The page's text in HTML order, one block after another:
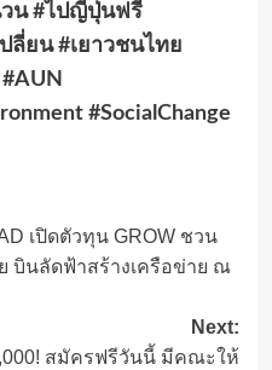
วน #ไปญี่ปุ่นฟรี
ลี่ยน #เยาวชนไทย
#SocialChange
เปิดตัวทุน GROW ชวน
บินลัดฟ้าสร้างเครือข่าย ณ
Next:
สมัครฟรีวันนี้ มีคณะให้